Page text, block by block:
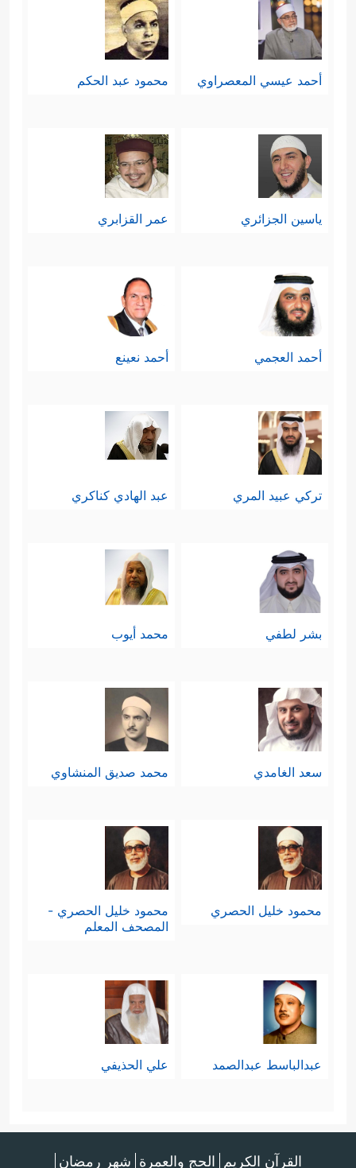
أحمد عيسي المعصراوي محمود عبد الحكم
ياسين الجزائري عمر القزابري
أحمد العجمي أحمد نعينع
تركي عبيد المري عبد الهادي كناكري
بشر لطفي محمد أيوب
سعد الغامدي محمد صديق المنشاوي
محمود خليل الحصري
محمود خليل الحصري -
المصحف المعلم
عبدالباسط عبدالصمد علي الحذيفي
القرآن الكريم الحج والعمرة شهر رمضان